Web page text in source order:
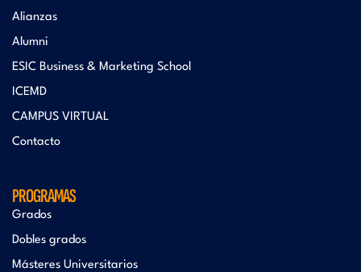
Alianzas
Alumni
ESIC Business & Marketing School
ICEMD
CAMPUS VIRTUAL
Contacto
PROGRAMAS
Grados
Dobles grados
Másteres Universitarios